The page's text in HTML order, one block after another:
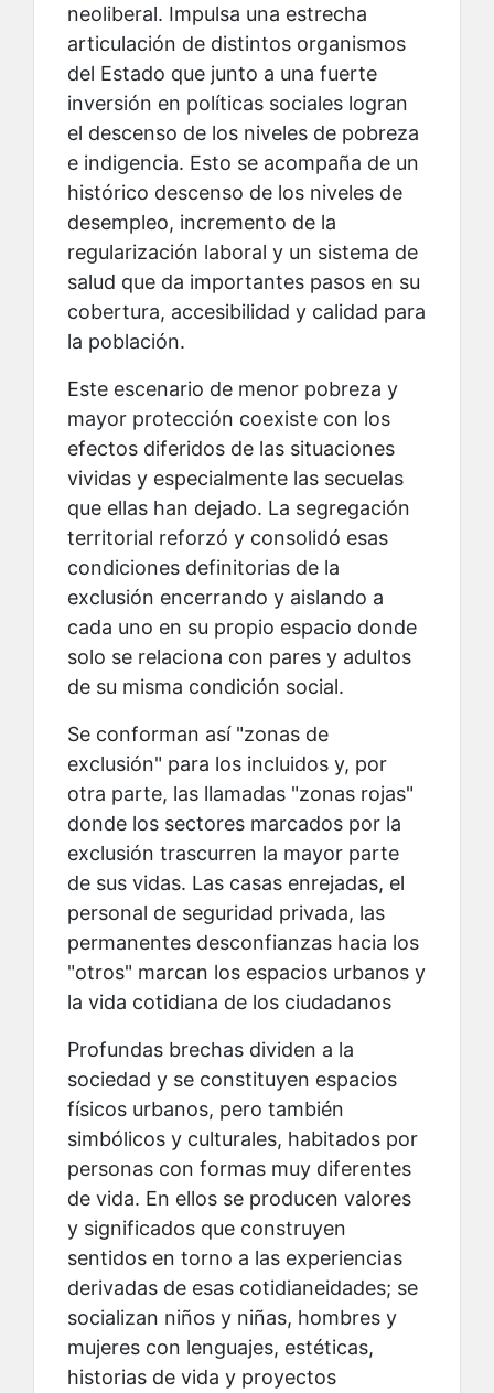
neoliberal. Impulsa una estrecha
articulación de distintos organismos
del Estado que junto a una fuerte
inversión en políticas sociales logran
el descenso de los niveles de pobreza
e indigencia. Esto se acompaña de un
histórico descenso de los niveles de
desempleo, incremento de la
regularización laboral y un sistema de
salud que da importantes pasos en su
cobertura, accesibilidad y calidad para
la población.
Este escenario de menor pobreza y
mayor protección coexiste con los
efectos diferidos de las situaciones
vividas y especialmente las secuelas
que ellas han dejado. La segregación
territorial reforzó y consolidó esas
condiciones definitorias de la
exclusión encerrando y aislando a
cada uno en su propio espacio donde
solo se relaciona con pares y adultos
de su misma condición social.
Se conforman así "zonas de
exclusión" para los incluidos y, por
otra parte, las llamadas "zonas rojas"
donde los sectores marcados por la
exclusión trascurren la mayor parte
de sus vidas. Las casas enrejadas, el
personal de seguridad privada, las
permanentes desconfianzas hacia los
"otros" marcan los espacios urbanos y
la vida cotidiana de los ciudadanos
Profundas brechas dividen a la
sociedad y se constituyen espacios
físicos urbanos, pero también
simbólicos y culturales, habitados por
personas con formas muy diferentes
de vida. En ellos se producen valores
y significados que construyen
sentidos en torno a las experiencias
derivadas de esas cotidianeidades; se
socializan niños y niñas, hombres y
mujeres con lenguajes, estéticas,
historias de vida y proyectos